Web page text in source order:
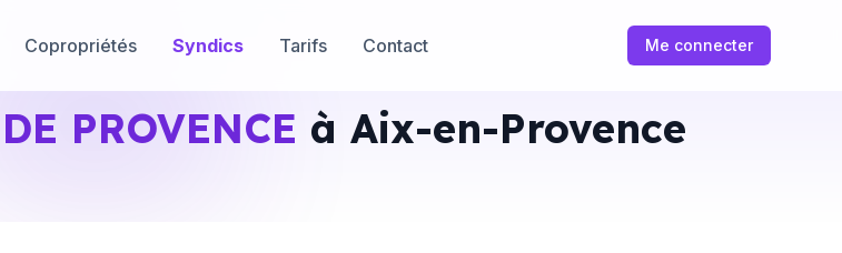
Copropriétés Syndics Tarifs Contact Me connecter
PROVENCE à Aix-en-Provence